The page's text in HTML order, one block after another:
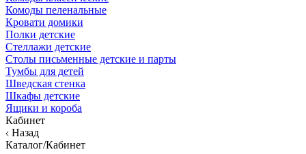
Комоды пеленальные
Кровати домики
Полки детские
Стеллажи детские
Столы письменные детские и парты
Тумбы для детей
Шведская стенка
Шкафы детские
Ящики и короба
Кабинет
Назад
Каталог/Кабинет